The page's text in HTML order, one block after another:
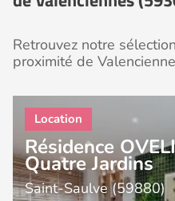
Retrouvez notre
proximité de
Résidence
Quatre Jardins
Saint-Saulve (59880)